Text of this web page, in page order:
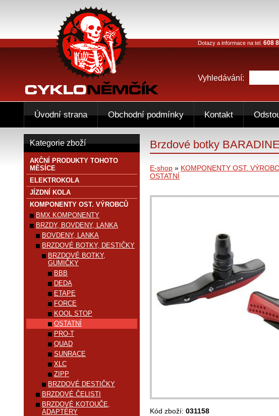
Brzdové botky
E-shop » KOMPONENTY OST.
OSTATNÍ
Kód zboží: 031158
Kategorie zboží
AKČNÍ PRODUKTY TOHOTO
MĚSÍCE
ELEKTROKOLA
JÍZDNÍ KOLA
KOMPONENTY OST. VÝROBCŮ
BMX KOMPONENTY
BRZDY, BOVDENY, LANKA
BOVDENY, LANKA
BRZDOVÉ BOTKY, DESTIČKY
BRZDOVÉ BOTKY,
GUMIČKY
BBB
DEDA
ETAPE
FORCE
KOOL STOP
OSTATNÍ
PRO-T
QUAD
SUNRACE
XLC
ZIPP
BRZDOVÉ DESTIČKY
BRZDOVÉ ČELISTI
BRZDOVÉ KOTOUČE,
ADAPTÉRY
Dotazy a informace na tel. 608
Vyhledávání:
Úvodní strana Obchodní podmínky Kontakt